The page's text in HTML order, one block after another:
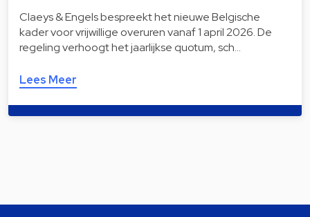
Claeys & Engels bespreekt het nieuwe Belgische
kader voor vrijwillige overuren vanaf 1 april 2026. De
regeling verhoogt het jaarlijkse quotum, sch…
Lees Meer